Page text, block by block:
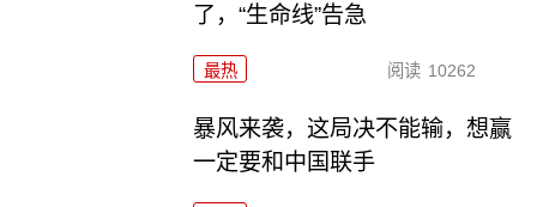
了，“生命线”告急
最热 阅读 10262
暴风来袭，这局决不能输，想赢
一定要和中国联手